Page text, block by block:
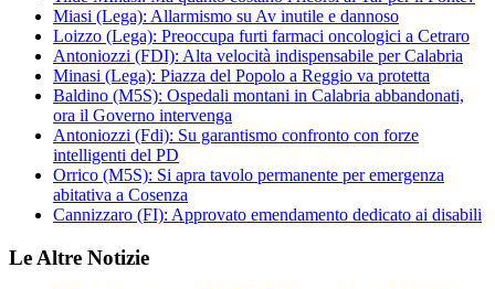
Miasi (Lega): Allarmismo su Av inutile e dannoso
Loizzo (Lega): Preoccupa furti farmaci oncologici a Cetraro
Antoniozzi (FDI): Alta velocità indispensabile per Calabria
Minasi (Lega): Piazza del Popolo a Reggio va protetta
Baldino (M5S): Ospedali montani in Calabria abbandonati,
ora il Governo intervenga
Antoniozzi (Fdi): Su garantismo confronto con forze
intelligenti del PD
Orrico (M5S): Si apra tavolo permanente per emergenza
abitativa a Cosenza
Cannizzaro (FI): Approvato emendamento dedicato ai disabili
Le Altre Notizie